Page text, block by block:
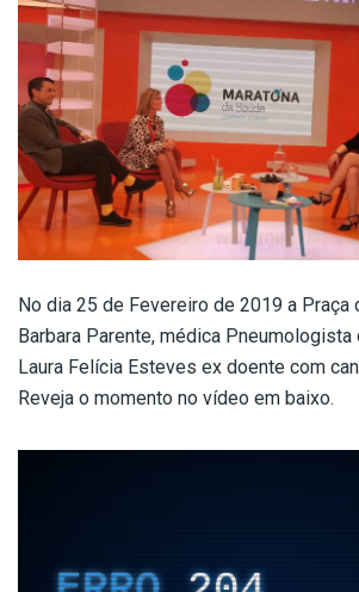
No dia 25 de Fevereiro de 2019 a Praça
Barbara Parente, médica Pneumologista
Laura Felícia Esteves ex doente com
Reveja o momento no vídeo em baixo.